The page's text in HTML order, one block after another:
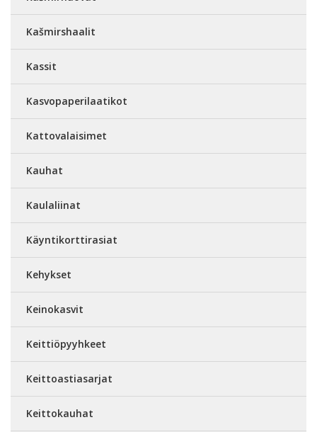
Kašmirshaalit
Kassit
Kasvopaperilaatikot
Kattovalaisimet
Kauhat
Kaulaliinat
Käyntikorttirasiat
Kehykset
Keinokasvit
Keittiöpyyhkeet
Keittoastiasarjat
Keittokauhat